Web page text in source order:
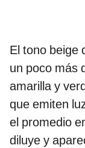
El tono beige
un poco más
amarilla y
que emiten
el promedio
diluye y